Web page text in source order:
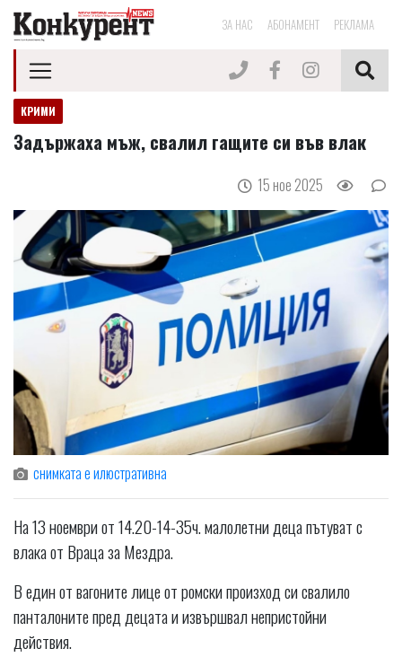
ЗА НАС АБОНАМЕНТ РЕКЛАМА
КРИМИ
Задържаха мъж, свалил гащите си във влак
15 ное 2025
снимката е илюстративна
На 13 ноември от 14.20-14-35ч. малолетни деца пътуват с
влака от Враца за Мездра.
В един от вагоните лице от ромски произход си свалило
панталоните пред децата и извършвал непристойни
действия.